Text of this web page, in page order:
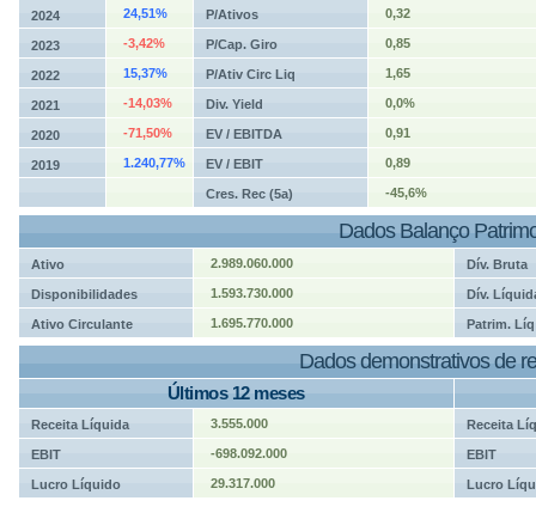
2024 24,51% P/Ativos 0,32
2023 -3,42% P/Cap. Giro 0,85
2022 15,37% P/Ativ Circ Liq 1,65
2021 -14,03% Div. Yield 0,0%
2020 -71,50% EV / EBITDA 0,91
2019 1.240,77% EV / EBIT 0,89
Cres. Rec (5a) -45,6%
Dados Balanço
Ativo 2.989.060.000 Dív. Bruta
Disponibilidades 1.593.730.000 Dív.
Ativo Circulante 1.695.770.000 Patrim. Líq
Dados demonstrativos de
Últimos 12 meses
Receita Líquida 3.555.000 Receita
EBIT -698.092.000 EBIT
Lucro Líquido 29.317.000 Lucro